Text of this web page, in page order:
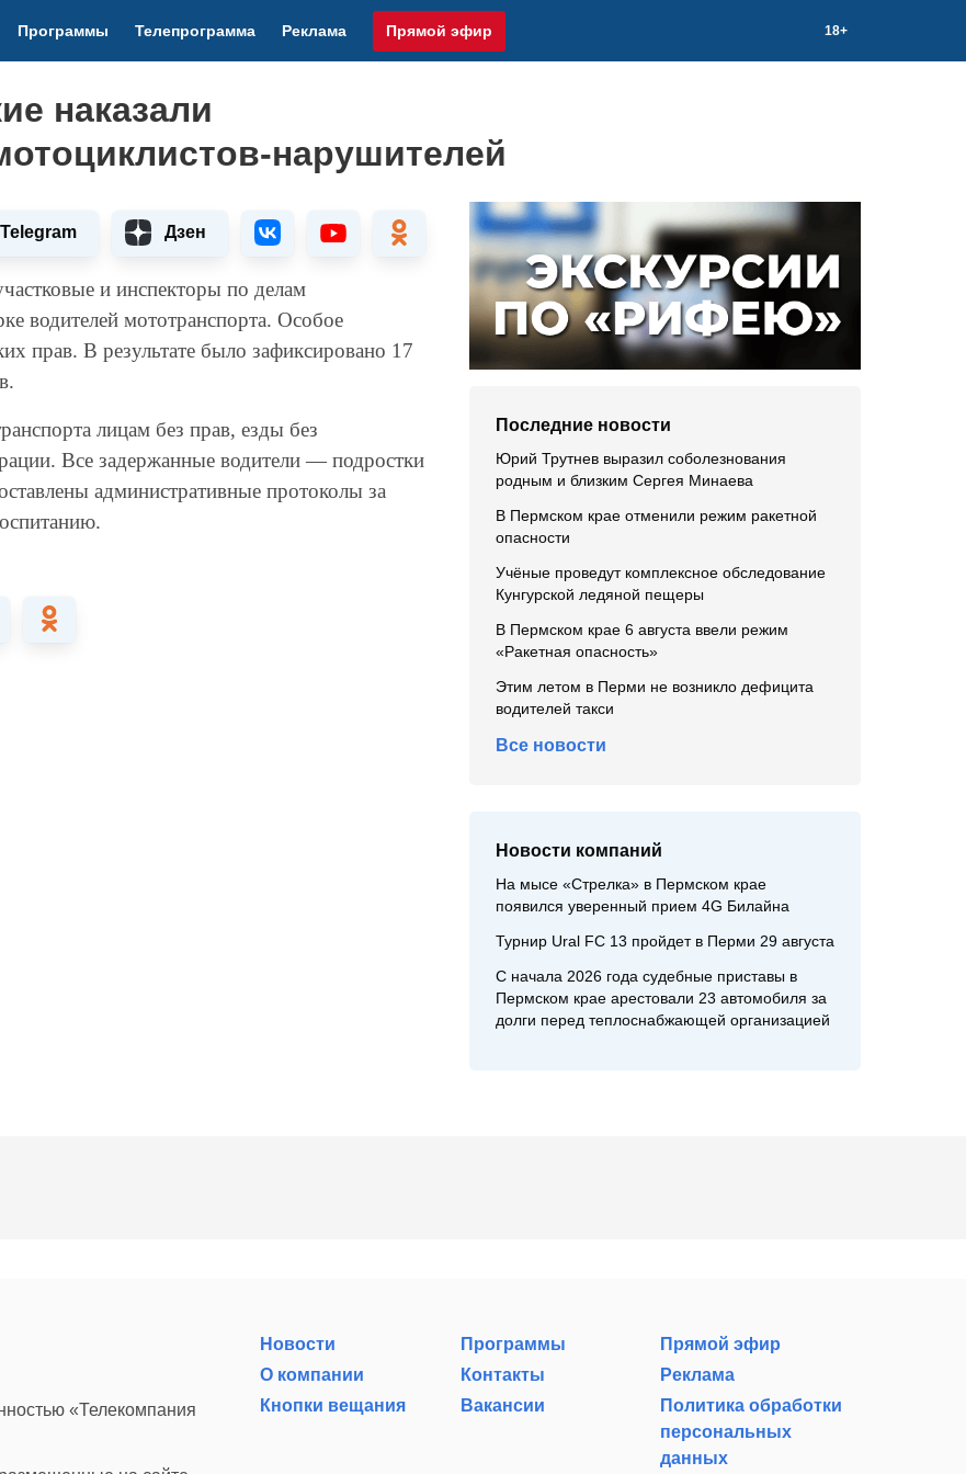
Программы Телепрограмма Реклама Прямой эфир 18+
наказали
нарушителей
Telegram Дзен
и инспекторы по делам
водителей мототранспорта. Особое
прав. В результате было зафиксировано 17
лицам без прав, езды без
Все задержанные водители — подростки
административные протоколы за
Последние новости
Юрий Трутнев выразил соболезнования
родным и близким Сергея Минаева
В Пермском крае отменили режим ракетной
опасности
Учёные проведут комплексное обследование
Кунгурской ледяной пещеры
В Пермском крае 6 августа ввели режим
«Ракетная опасность»
Этим летом в Перми не возникло дефицита
водителей такси
Все новости
Новости компаний
На мысе «Стрелка» в Пермском крае
появился уверенный прием 4G Билайна
Турнир Ural FC 13 пройдет в Перми 29 августа
С начала 2026 года судебные приставы в
Пермском крае арестовали 23 автомобиля за
долги перед теплоснабжающей организацией
«Телекомпания
Новости Программы
Прямой эфир
О компании
Контакты
Реклама
Кнопки вещания
Вакансии
Политика обработки
персональных
данных